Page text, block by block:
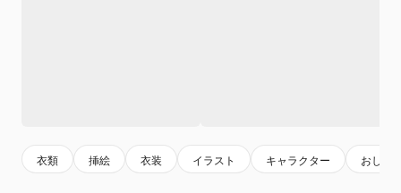
衣類 挿絵 衣装 イラスト キャラクター おしゃ